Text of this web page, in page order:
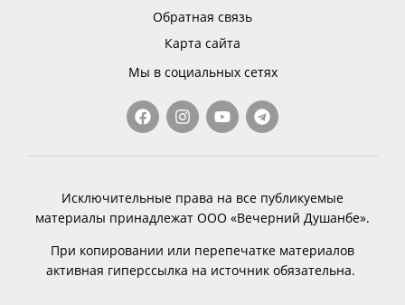
Обратная связь
Карта сайта
Мы в социальных сетях
Исключительные права на все публикуемые
материалы принадлежат ООО «Вечерний Душанбе».
При копировании или перепечатке материалов
активная гиперссылка на источник обязательна.